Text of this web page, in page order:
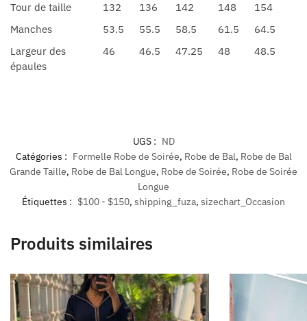
Tour de taille
132 136 142 148
154
Manches
53.5 55.5 58.5 61.5
64.5
Largeur des
épaules
46 46.5 47.25 48 48.5
UGS : ND
Catégories : Formelle Robe de Soirée, Robe de Bal, Robe de Bal
Grande Taille, Robe de Bal Longue, Robe de Soirée, Robe de Soirée
Longue
Étiquettes : $100 - $150, shipping_fuza, sizechart_Occasion
Produits similaires